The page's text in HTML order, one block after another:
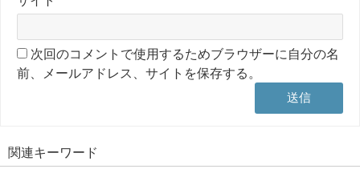
次回のコメントで使用するためブラウザーに自分の名
前、メールアドレス、サイトを保存する。
関連キーワード